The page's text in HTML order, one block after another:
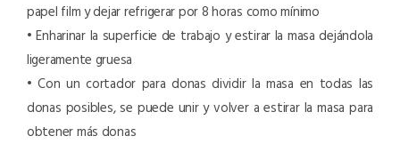
papel film y dejar refrigerar por 8 horas como mínimo
• Enharinar la superficie de trabajo y estirar la masa dejándola
ligeramente gruesa
• Con un cortador para donas dividir la masa en todas las
donas posibles, se puede unir y volver a estirar la masa para
obtener más donas